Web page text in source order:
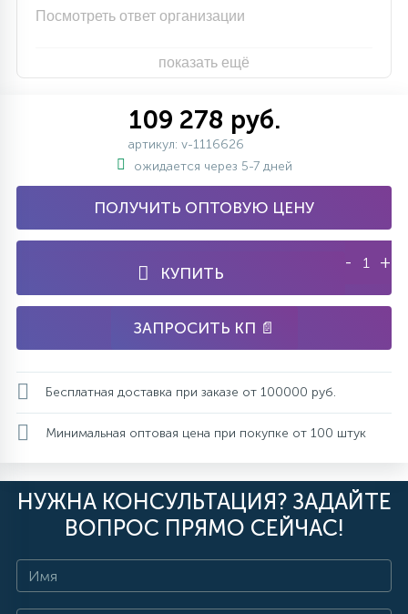
Посмотреть ответ организации
показать ещё
109 278 руб.
артикул: v-1116626
ожидается через 5-7 дней
ПОЛУЧИТЬ ОПТОВУЮ ЦЕНУ
КУПИТЬ
- +
ЗАПРОСИТЬ КП 📄
Бесплатная доставка при заказе от 100000 руб.
Минимальная оптовая цена при покупке от 100 штук
НУЖНА КОНСУЛЬТАЦИЯ? ЗАДАЙТЕ
ВОПРОС ПРЯМО СЕЙЧАС!